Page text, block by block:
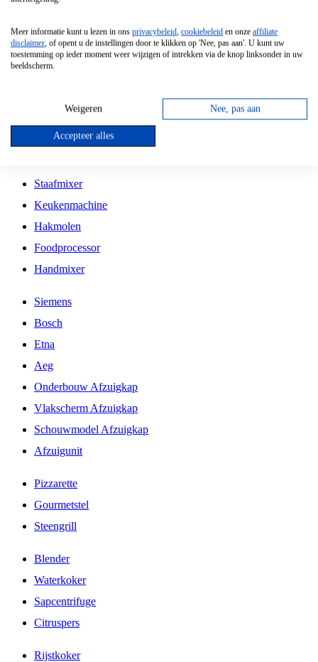
Vrijstaande Magnetron
Vrijstaande Kookplaat
Inbouw Gaskookplaat
Inbouw Keramische Kookplaat
Kookplaat Accessoires
Staafmixer
Keukenmachine
Hakmolen
Foodprocessor
Handmixer
Siemens
Bosch
Etna
Aeg
Onderbouw Afzuigkap
Vlakscherm Afzuigkap
Schouwmodel Afzuigkap
Afzuigunit
Pizzarette
Gourmetstel
Steengrill
Blender
Waterkoker
Sapcentrifuge
Citruspers
Rijstkoker
Meer informatie kunt u lezen in ons privacybeleid, cookiebeleid en onze affiliate
disclaimer, of opent u de instellingen door te klikken op 'Nee, pas aan'. U kunt uw
toestemming op ieder moment weer wijzigen of intrekken via de knop linksonder in uw
beeldscherm.
Weigeren Nee, pas aan
Accepteer alles